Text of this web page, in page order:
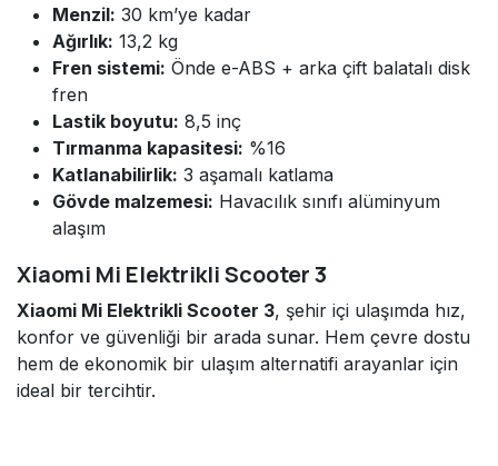
Menzil: 30 km’ye kadar
Ağırlık: 13,2 kg
Fren sistemi: Önde e-ABS + arka çift balatalı disk
fren
Lastik boyutu: 8,5 inç
Tırmanma kapasitesi: %16
Katlanabilirlik: 3 aşamalı katlama
Gövde malzemesi: Havacılık sınıfı alüminyum
alaşım
Xiaomi Mi Elektrikli Scooter 3
Xiaomi Mi Elektrikli Scooter 3, şehir içi ulaşımda hız,
konfor ve güvenliği bir arada sunar. Hem çevre dostu
hem de ekonomik bir ulaşım alternatifi arayanlar için
ideal bir tercihtir.